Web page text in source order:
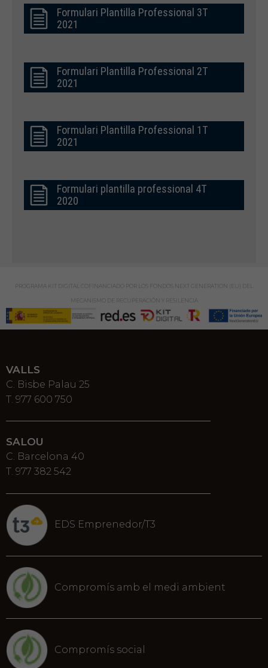
Formulari Plantilla Professional 3T
2021
Formulari Plantilla Professional 2T
2021
Formulari Plantilla Professional 1T
2021
Formulari plantilla professional 4T
2020
PROGRAMA KIT DIGITAL COFINANCIADO POR LOS FONDOS NEXT GENERATION (EU) DEL
MECANISMO DE RECUPERACIÓN Y RESILENCIA
VALLS
C. Bisbe Palau 25
T. 977 600 750
SALOU
C. Barcelona 40
T. 977 382 542
EDS Emprenedor/T3
Compromís amb el medi ambient
Compromís social